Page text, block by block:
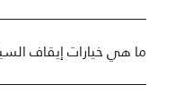
ما هي خيارات إيقاف